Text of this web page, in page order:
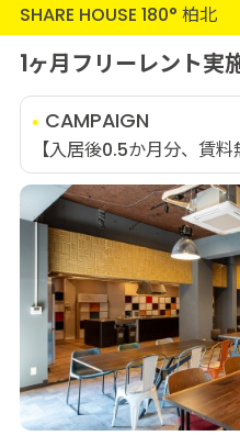
SHARE HOUSE 180° 柏北
1ヶ月フリーレント実
CAMPAIGN
【入居後0.5か月分、賃